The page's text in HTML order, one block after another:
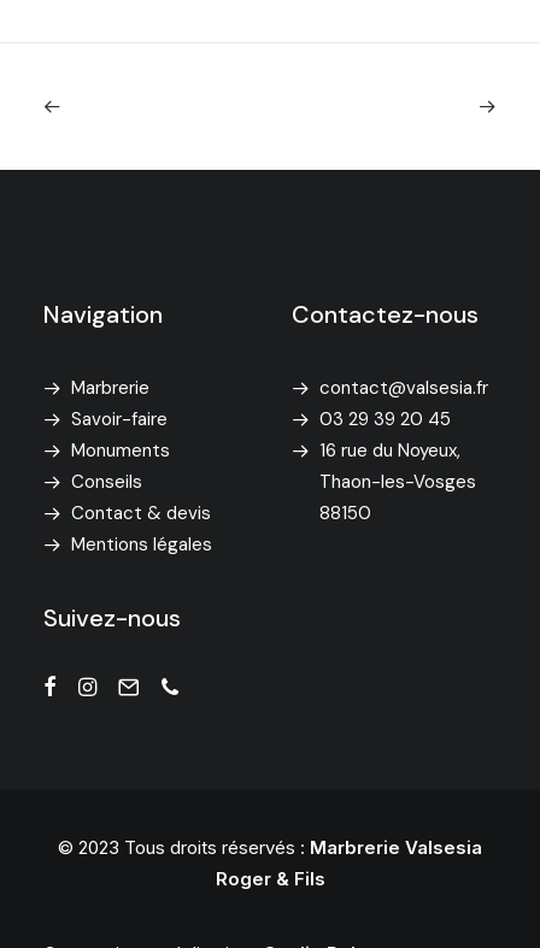
Navigation
Marbrerie
Savoir-faire
Monuments
Conseils
Contact & devis
Mentions légales
Contactez-nous
contact@valsesia.fr
03 29 39 20 45
16 rue du Noyeux,
Thaon-les-Vosges
88150
Suivez-nous
© 2023 Tous droits réservés : Marbrerie Valsesia
Roger & Fils